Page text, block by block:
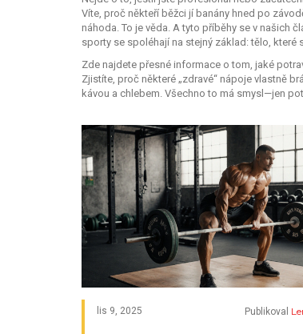
Víte, proč někteří běžci jí banány hned po
náhoda. To je věda. A tyto příběhy se v našich
sporty se spoléhají na stejný základ: tělo, které
Zde najdete přesné informace o tom, jaké
Zjistíte, proč některé „zdravé“ nápoje vlastně
kávou a chlebem. Všechno to má smysl—jen
lis 9, 2025 Publikoval